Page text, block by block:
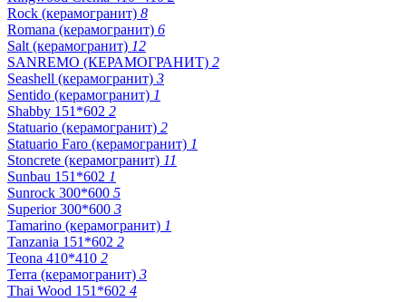
Rock (керамогранит) 8
Romana (керамогранит) 6
Salt (керамогранит) 12
SANREMO (КЕРАМОГРАНИТ) 2
Seashell (керамогранит) 3
Sentido (керамогранит) 1
Shabby 151*602 2
Statuario (керамогранит) 2
Statuario Faro (керамогранит) 1
Stoncrete (керамогранит) 11
Sunbau 151*602 1
Sunrock 300*600 5
Superior 300*600 3
Tamarino (керамогранит) 1
Tanzania 151*602 2
Teona 410*410 2
Terra (керамогранит) 3
Thai Wood 151*602 4